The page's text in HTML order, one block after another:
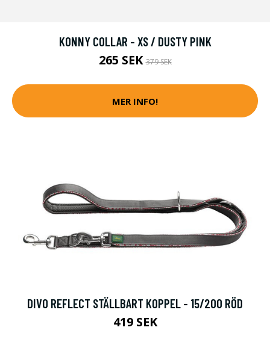
KONNY COLLAR - XS / DUSTY PINK
265 SEK379 SEK
MER INFO!
DIVO REFLECT STÄLLBART KOPPEL - 15/200 RÖD
419 SEK